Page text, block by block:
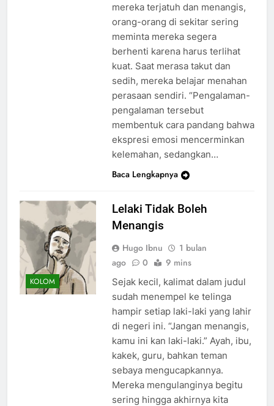
mereka terjatuh dan menangis,
orang-orang di sekitar sering
meminta mereka segera
berhenti karena harus terlihat
kuat. Saat merasa takut dan
sedih, mereka belajar menahan
perasaan sendiri. “Pengalaman-
pengalaman tersebut
membentuk cara pandang bahwa
ekspresi emosi mencerminkan
kelemahan, sedangkan…
Baca Lengkapnya
KOLOM
Lelaki Tidak Boleh
Menangis
Hugo Ibnu
1 bulan
ago
0 9 mins
Sejak kecil, kalimat dalam judul
sudah menempel ke telinga
hampir setiap laki-laki yang lahir
di negeri ini. “Jangan menangis,
kamu ini kan laki-laki.” Ayah, ibu,
kakek, guru, bahkan teman
sebaya mengucapkannya.
Mereka mengulanginya begitu
sering hingga akhirnya kita